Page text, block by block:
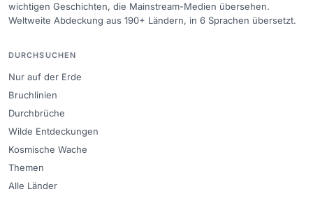
wichtigen Geschichten, die Mainstream-Medien übersehen.
Weltweite Abdeckung aus 190+ Ländern, in 6 Sprachen übersetzt.
DURCHSUCHEN
Nur auf der Erde
Bruchlinien
Durchbrüche
Wilde Entdeckungen
Kosmische Wache
Themen
Alle Länder